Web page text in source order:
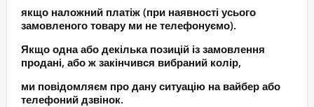
якщо наложний платіж (при наявності усього
замовленого товару ми не телефонуємо).
Якщо одна або декілька позицій із замовлення
продані, або ж закінчився вибраний колір,
ми повідомляєм про дану ситуацію на вайбер або
телефоний дзвінок.